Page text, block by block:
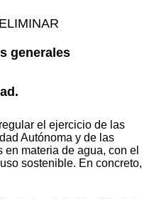
generales
el ejercicio de las
Autónoma y de las
materia de agua, con el
sostenible. En concreto,